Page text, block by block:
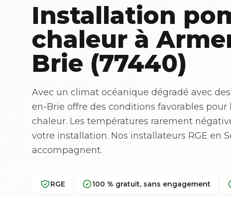
Installation
chaleur à
Brie (77440)
Avec un climat océanique dégradé avec
en-Brie offre des conditions favorables
chaleur. Les températures rarement
votre installation. Nos installateurs RGE en
accompagnent.
RGE 100 % gratuit, sans engagement